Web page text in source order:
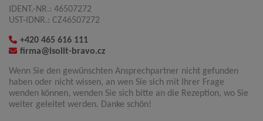
IDENT.-NR.: 46507272
UST-IDNR.: CZ46507272
+420 465 616 111
firma@isolit-bravo.cz
Wenn Sie den gewünschten Ansprechpartner nicht gefunden
haben oder nicht wissen, an wen Sie sich mit Ihrer Frage
wenden können, wenden Sie sich bitte an die Rezeption, wo Sie
weiter geleitet werden. Danke schön!